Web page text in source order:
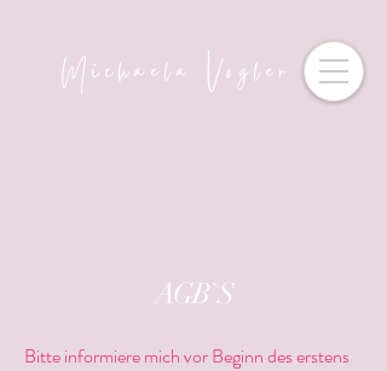
Michaela Vogler
AGB`S
Bitte informiere mich vor Beginn des erstens